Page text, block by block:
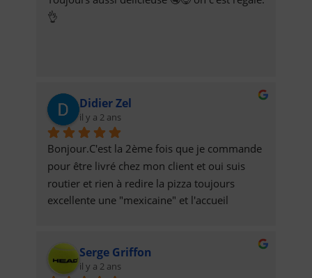
👌
Didier Zel
il y a 2 ans
Bonjour.C'est la 2ème fois que je commande
pour être livré chez mon client et oui suis
routier et rien à redire la pizza toujours
excellente une "mexicaine" et l'accueil
je vous "invite" à passer commande. A la
prochaine fois sans problèmes.Cordialement
Serge Griffon
il y a 2 ans